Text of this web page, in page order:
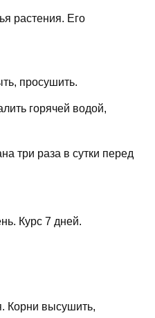
растения. Его
просушить.
горячей водой,
три раза в сутки перед
Курс 7 дней.
Корни высушить,